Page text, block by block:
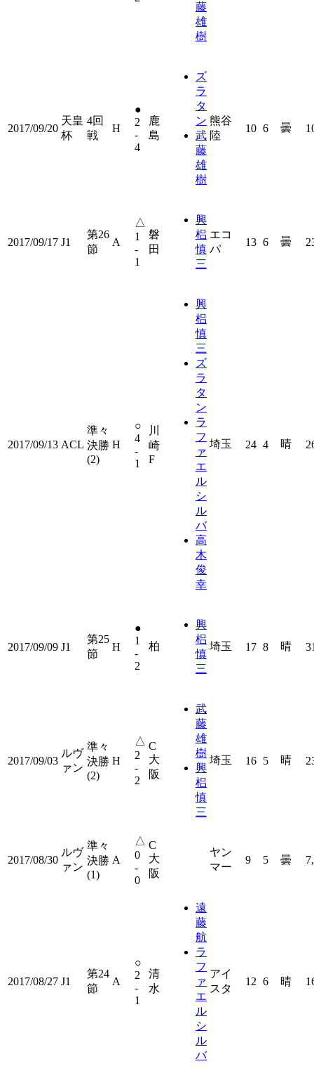
藤
雄
樹
2017/09/20
天皇
杯
4回
戦
H
●
2
-
4
鹿
島
ズ
ラ
タ
ン
武
藤
雄
樹
熊谷
陸
10 6 曇
2017/09/17 J1
第26
節
A
△
1
-
1
磐
田
興
梠
慎
三
エコ
パ
13 6 曇
2017/09/13 ACL
準々
決勝
(2)
H
○
4
-
1
川
崎
F
興
梠
慎
三
ズ
ラ
タ
ン
ラ
フ
ァ
エ
ル
シ
ル
バ
高
木
俊
幸
埼玉 24 4 晴
2017/09/09 J1
第25
節
H
●
1
-
2
柏
興
梠
慎
三
埼玉 17 8 晴
2017/09/03
ルヴ
ァン
準々
決勝
(2)
H
△
2
-
2
C
大
阪
武
藤
雄
樹
興
梠
慎
三
埼玉 16 5 晴
2017/08/30
ルヴ
ァン
準々
決勝
(1)
A
△
0
-
0
C
大
阪
ヤン
マー
9 5 曇
2017/08/27 J1
第24
節
A
○
2
-
1
清
水
遠
藤
航
ラ
フ
ァ
エ
ル
シ
ル
バ
アイ
スタ
12 6 晴